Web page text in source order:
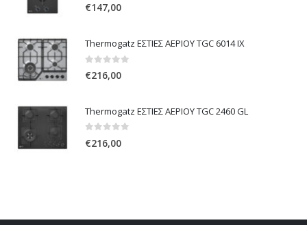
€147,00
Thermogatz ΕΣΤΙΕΣ ΑΕΡΙΟΥ TGC 6014 IX
€216,00
Thermogatz ΕΣΤΙΕΣ ΑΕΡΙΟΥ TGC 2460 GL
€216,00